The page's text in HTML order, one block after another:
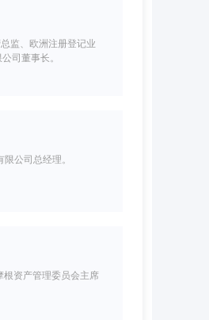
监、欧洲注册登记业
司董事长。
公司总经理。
资产管理委员会主席